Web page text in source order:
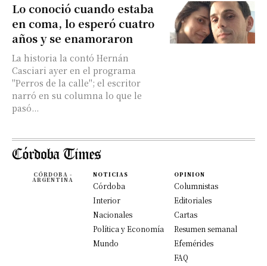
Lo conoció cuando estaba
en coma, lo esperó cuatro
años y se enamoraron
La historia la contó Hernán
Casciari ayer en el programa
"Perros de la calle"; el escritor
narró en su columna lo que le
pasó...
CÓRDOBA -
ARGENTINA
NOTICIAS
Córdoba
Interior
Nacionales
Política y Economía
Mundo
OPINION
Columnistas
Editoriales
Cartas
Resumen semanal
Efemérides
FAQ